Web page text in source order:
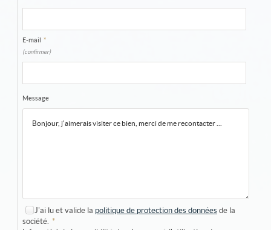
E-mail *
(confirmer)
Message
J'ai lu et valide la politique de protection des données de la
société. *